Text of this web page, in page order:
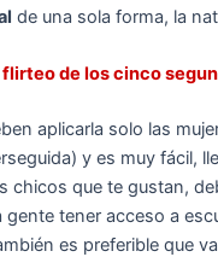
de una sola forma, la
flirteo de los cinco
aplicarla solo las
y es muy fácil,
chicos que te gustan,
gente tener acceso a
es preferible que